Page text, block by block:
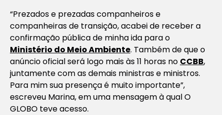
“Prezados e prezadas companheiros e
companheiras de transição, acabei de receber a
confirmação pública de minha ida para o
Ministério do Meio Ambiente. Também de que o
anúncio oficial será logo mais às 11 horas no CCBB,
juntamente com as demais ministras e ministros.
Para mim sua presença é muito importante”,
escreveu Marina, em uma mensagem à qual O
GLOBO teve acesso.